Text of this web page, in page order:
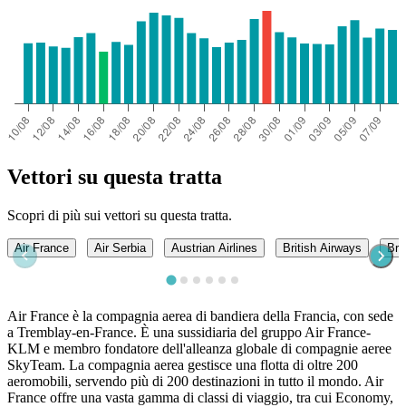
Vettori su questa tratta
Scopri di più sui vettori su questa tratta.
Air France Air Serbia Austrian Airlines British Airways
Air France è la compagnia aerea di bandiera della Francia, con sede
a Tremblay-en-France. È una sussidiaria del gruppo Air France-
KLM e membro fondatore dell'alleanza globale di compagnie aeree
SkyTeam. La compagnia aerea gestisce una flotta di oltre 200
aeromobili, servendo più di 200 destinazioni in tutto il mondo. Air
France offre una vasta gamma di classi di viaggio, tra cui Economy,